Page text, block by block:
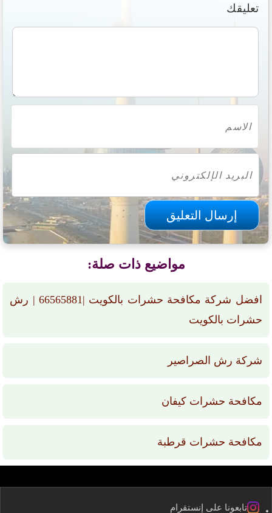
تعليقك
مواضيع ذات صلة:
افضل شركة مكافحة حشرات بالكويت |66565881 | رش
حشرات بالكويت
شركة رش الصراصير
مكافحة حشرات كيفان
مكافحة حشرات قرطبة
تابعونا على إنستقرام